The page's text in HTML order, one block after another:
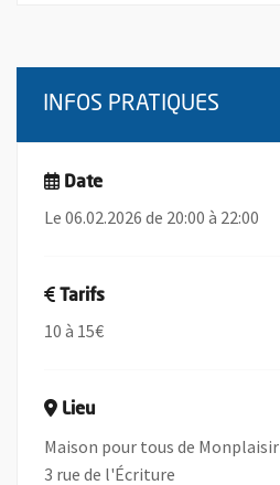
INFOS PRATIQUES
Date
Le 06.02.2026 de 20:00 à 22:00
Tarifs
10 à 15€
Lieu
Maison pour tous de Monplaisir
3 rue de l'Écriture